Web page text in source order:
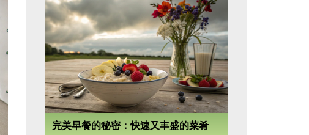
完美早餐的秘密：快速又丰盛的菜肴